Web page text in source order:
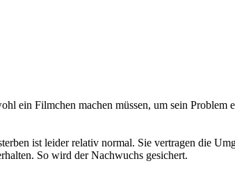
ein Filmchen machen müssen, um sein
ist leider relativ normal. Sie vertragen die
So wird der Nachwuchs gesichert.